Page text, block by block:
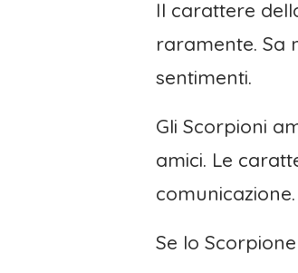
Il carattere
raramente. Sa
sentimenti.
Gli Scorpioni
amici. Le
comunicazione.
Se lo